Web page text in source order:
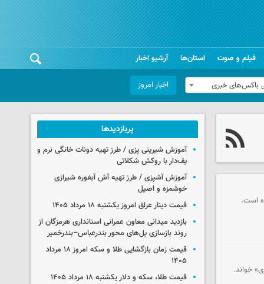
فیلم و صوت استان‌ها آرشیو اخبار
باکس‌های خبری اخبار امروز
است.
خواند.
پربازدیدها
آموزش شیرینی پزی / طرز تهیه دونات خانگی نرم و
پف‌دار با روکش شکلاتی
آموزش آشپزی / طرز تهیه آش آبغوره شیرازی
خوشمزه و اصیل
قیمت دینار عراق امروز یکشنبه ۱۸ مرداد ۱۴۰۵
بازدید میدانی معاون عمرانی استانداری هرمزگان از
روند بازسازی پل‌های محور بندرعباس–بندرخمیر
قیمت زمان بازگشایی طلا و سکه امروز ۱۸ مرداد
۱۴۰۵
قیمت طلا، سکه و دلار یکشنبه ۱۸ مرداد ۱۴۰۵